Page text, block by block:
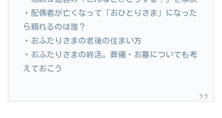
・配偶者が亡くなって「おひとりさま」になった
ら頼れるのは誰？
・おふたりさまの老後の住まい方
・おふたりさまの終活。葬儀・お墓についても考
えておこう